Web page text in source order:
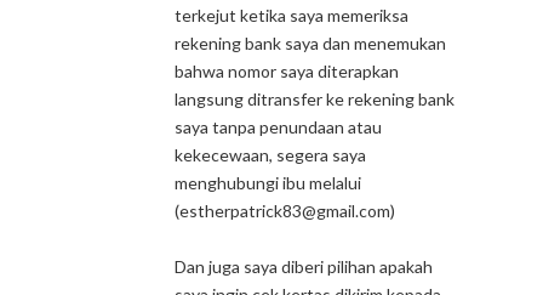
terkejut ketika saya memeriksa
rekening bank saya dan menemukan
bahwa nomor saya diterapkan
langsung ditransfer ke rekening bank
saya tanpa penundaan atau
kekecewaan, segera saya
menghubungi ibu melalui
(estherpatrick83@gmail.com)
Dan juga saya diberi pilihan apakah